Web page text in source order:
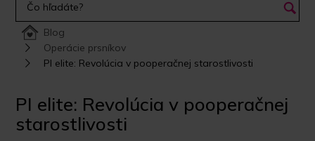
Blog
Operácie prsníkov
PI elite: Revolúcia v pooperačnej starostlivosti
PI elite: Revolúcia v pooperačnej
starostlivosti